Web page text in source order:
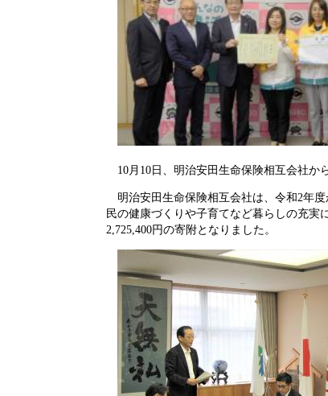
10月10日、明治安田生命保険相互会社か
明治安田生命保険相互会社は、令和2年
民の健康づくりや子育てなど暮らしの充実
2,725,400円の寄附となりました。​